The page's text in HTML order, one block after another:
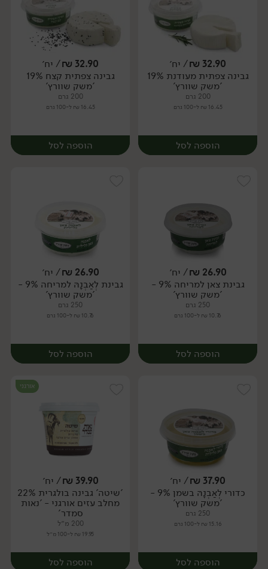
יח׳ יח׳
32.90
₪/ יח׳
גבינה צפתית מעודנת 19%
'משק שוורץ'
200 גרם
16.45 ₪ ל-100 גרם
הוספה לסל
יח׳
32.90
₪/ יח׳
גבינה צפתית קצח 19%
'משק שוורץ'
200 גרם
16.45 ₪ ל-100 גרם
הוספה לסל
יח׳
26.90
₪/ יח׳
גבינת צאן למריחה 9% -
'משק שוורץ'
250 גרם
10.76 ₪ ל-100 גרם
הוספה לסל
יח׳
26.90
₪/ יח׳
גבינת לְאַבְנָהּ למריחה 9% -
'משק שוורץ'
250 גרם
10.76 ₪ ל-100 גרם
הוספה לסל
יח׳
37.90
₪/ יח׳
כדורי לְאַבְנָהּ בשמן 9% -
'משק שוורץ'
250 גרם
15.16 ₪ ל-100 גרם
הוספה לסל
אורגני
39.90
₪/ יח׳
'שיטה' גבינה בולגרית 22%
מחלב עזים אורגני - 'נאות
סמדר'
200 מ״ל
19.95 ₪ ל-100 מ״ל
הוספה לסל